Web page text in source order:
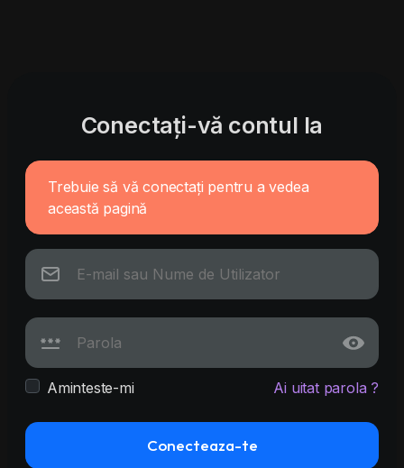
Conectați-vă contul la
Trebuie să vă conectați pentru a vedea
această pagină
Aminteste-mi Ai uitat parola ?
Conecteaza-te